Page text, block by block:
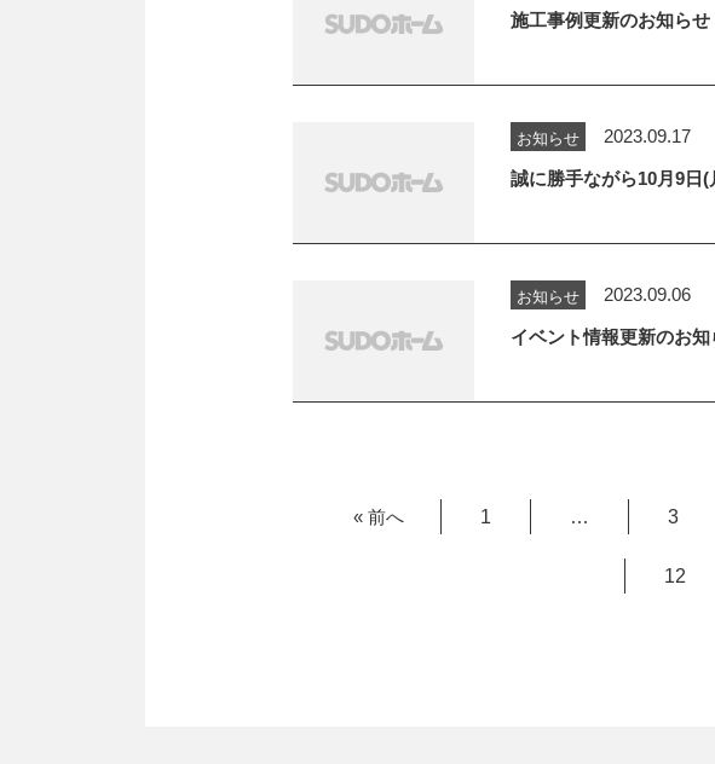
施工事例更新のお知らせ
お知らせ 2023.09.17
誠に勝手ながら10月9日
お知らせ 2023.09.06
イベント情報更新のお知
« 前へ 1 … 3
12